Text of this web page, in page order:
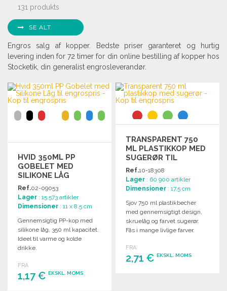
131 produkts
SE ALT
Engros salg af kopper. Bedste priser garanteret og hurtig
levering inden for 72 timer for din online bestilling af kopper hos
Stocketik, din generalist engrosleverandør.
HVID 350ML PP
GOBELET MED
SILIKONE LÅG
Ref.02-09053
Lager : 15 573 artikler
Dimensioner : 11 x 8.5 cm
Gennemsigtig PP-kop med
silikone låg, 350 ml kapacitet.
Ideel til varme og kolde
drikke.
FRA
1,17 € EKSKL. MOMS
TRANSPARENT 750
ML PLASTIKKOP MED
SUGERØR TIL
ENGROSPRIS
Ref.10-18308
Lager : 60 900 artikler
Dimensioner : 17.5 cm
Sjov 750 ml plastikbecher
med gennemsigtigt design,
skruelåg og farvet sugerør.
Fås i mange livlige farver.
FRA
2,71 €EKSKL. MOMS